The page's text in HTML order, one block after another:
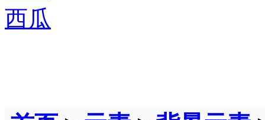
西瓜